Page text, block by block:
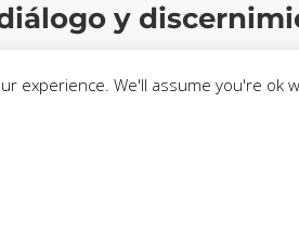
y
a nivel continental sobre el
experience. We'll assume you're ok